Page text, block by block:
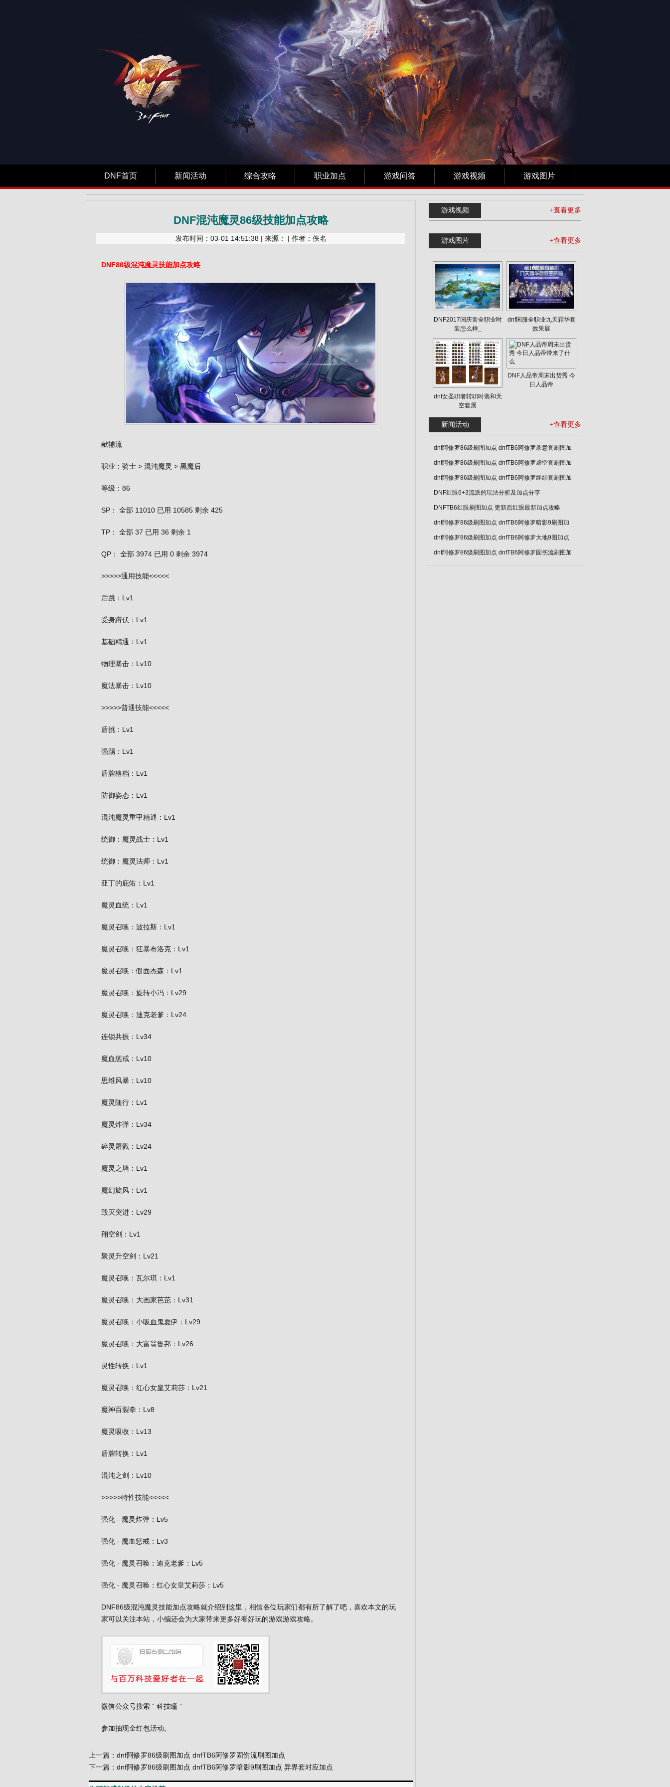
DNF首页 新闻活动 综合攻略 职业加点 游戏问答 游戏视频 游戏图片
DNF混沌魔灵86级技能加点攻略
发布时间：03-01 14:51:38 | 来源： | 作者：佚名
DNF86级混沌魔灵技能加点攻略
献辅流
职业：骑士 > 混沌魔灵 > 黑魔后
等级：86
SP： 全部 11010 已用 10585 剩余 425
TP： 全部 37 已用 36 剩余 1
QP： 全部 3974 已用 0 剩余 3974
>>>>>通用技能<<<<<
后跳：Lv1
受身蹲伏：Lv1
基础精通：Lv1
物理暴击：Lv10
魔法暴击：Lv10
>>>>>普通技能<<<<<
盾挑：Lv1
强踢：Lv1
盾牌格档：Lv1
防御姿态：Lv1
混沌魔灵重甲精通：Lv1
统御：魔灵战士：Lv1
统御：魔灵法师：Lv1
亚丁的庇佑：Lv1
魔灵血统：Lv1
魔灵召唤：波拉斯：Lv1
魔灵召唤：狂暴布洛克：Lv1
魔灵召唤：假面杰森：Lv1
魔灵召唤：旋转小冯：Lv29
魔灵召唤：迪克老爹：Lv24
连锁共振：Lv34
魔血惩戒：Lv10
思维风暴：Lv10
魔灵随行：Lv1
魔灵炸弹：Lv34
碎灵屠戮：Lv24
魔灵之墙：Lv1
魔幻旋风：Lv1
毁灭突进：Lv29
翔空剑：Lv1
聚灵升空剑：Lv21
魔灵召唤：瓦尔琪：Lv1
魔灵召唤：大画家芭芘：Lv31
魔灵召唤：小吸血鬼夏伊：Lv29
魔灵召唤：大富翁鲁邦：Lv26
灵性转换：Lv1
魔灵召唤：红心女皇艾莉莎：Lv21
魔神百裂拳：Lv8
魔灵吸收：Lv13
盾牌转换：Lv1
混沌之剑：Lv10
>>>>>特性技能<<<<<
强化 - 魔灵炸弹：Lv5
强化 - 魔血惩戒：Lv3
强化 - 魔灵召唤：迪克老爹：Lv5
强化 - 魔灵召唤：红心女皇艾莉莎：Lv5
DNF86级混沌魔灵技能加点攻略就介绍到这里，相信各位玩家们都有所了解了吧，喜欢本文的玩
家可以关注本站，小编还会为大家带来更多好看好玩的游戏游戏攻略。
微信公众号搜索 “ 科技瞳 ”
参加抽现金红包活动。
上一篇： dnf阿修罗86级刷图加点 dnfTB6阿修罗固伤流刷图加点
下一篇： dnf阿修罗86级刷图加点 dnfTB6阿修罗暗影9刷图加点 异界套对应加点
游戏视频 +查看更多
游戏图片 +查看更多
DNF2017国庆套全职业时
装怎么样_
dnf国服全职业九天霜华套
效果展
dnf女圣职者转职时装和天
空套展
DNF人品帝周末出货秀 今
日人品帝
新闻活动 +查看更多
dnf阿修罗86级刷图加点 dnfTB6阿修罗杀意套刷图加
dnf阿修罗86级刷图加点 dnfTB6阿修罗虚空套刷图加
dnf阿修罗86级刷图加点 dnfTB6阿修罗终结套刷图加
DNF红眼6+3流派的玩法分析及加点分享
DNFTB6红眼刷图加点 更新后红眼最新加点攻略
dnf阿修罗86级刷图加点 dnfTB6阿修罗暗影9刷图加
dnf阿修罗86级刷图加点 dnfTB6阿修罗大地9图加点
dnf阿修罗86级刷图加点 dnfTB6阿修罗固伤流刷图加